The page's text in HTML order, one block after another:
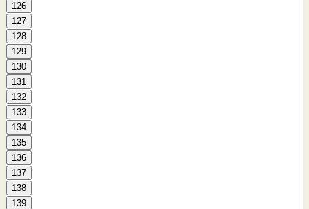
126
127
128
129
130
131
132
133
134
135
136
137
138
139